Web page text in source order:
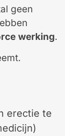
geen
werking.
erectie te